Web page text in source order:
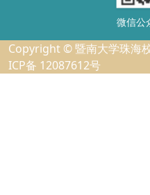
微信公
Copyright © 暨南大学珠海
ICP备 12087612号